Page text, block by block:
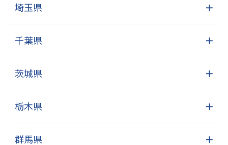
埼玉県 ＋
千葉県 ＋
茨城県 ＋
栃木県 ＋
群馬県 ＋